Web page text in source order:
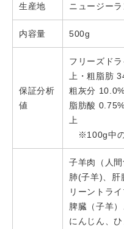
生産地 ニュージーラ
内容量 500g
保証分析
値
フリーズド
上・粗脂肪
粗灰分
脂肪酸
上
※100g中の
子羊肉（人間
肺(子羊)、肝
リーントラ
脾臓（子羊
にんじん、